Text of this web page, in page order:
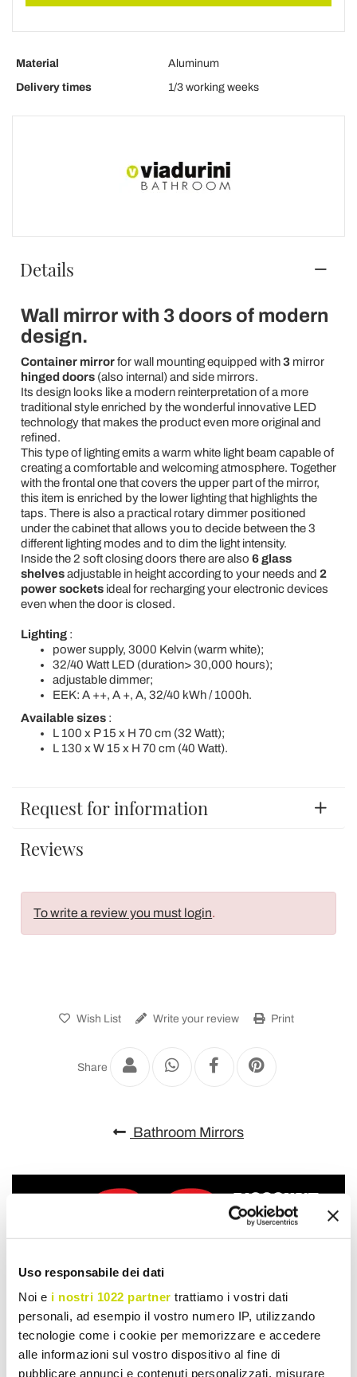
Uso responsabile dei dati
Noi e i nostri 1022 partner trattiamo i vostri dati
personali, ad esempio il vostro numero IP, utilizzando
tecnologie come i cookie per memorizzare e accedere
alle informazioni sul vostro dispositivo al fine di
pubblicare annunci e contenuti personalizzati, misurare
Material
Aluminum
Delivery times
1/3 working weeks
Details
Wall mirror with 3 doors of modern
design.
Container mirrorfor wall mounting equipped with3mirror
hinged doors(also internal) and side mirrors.
Its design looks like a modern reinterpretation of a more
traditional style enriched by the wonderful innovative LED
technology that makes the product even more original and
refined.
This type of lighting emits a warm white light beam capable of
creating a comfortable and welcoming atmosphere. Together
with the frontal one that covers the upper part of the mirror,
this item is enriched by the lower lighting that highlights the
taps. There is also a practical rotary dimmer positioned
under the cabinet that allows you to decide between the 3
different lighting modes and to dim the light intensity.
Inside the 2 soft closing doors there are also 6 glass
shelvesadjustable in height according to your needs and 2
power socketsideal for recharging your electronic devices
even when the door is closed.
Lighting:
power supply, 3000 Kelvin (warm white);
32/40 Watt LED (duration> 30,000 hours);
adjustable dimmer;
EEK: A ++, A +, A, 32/40 kWh / 1000h.
Available sizes:
L 100 x P 15 x H 70 cm (32 Watt);
L 130 x W 15 x H 70 cm (40 Watt).
Request for information
Reviews
To write a review you must login.
Wish List Write your review Print
Share
Bathroom Mirrors